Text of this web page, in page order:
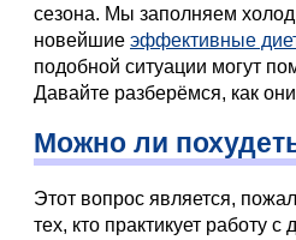
сезона. Мы заполняем
новейшие эффективные
подобной ситуации могут
Давайте разберёмся, как
Можно ли
Этот вопрос является,
тех, кто практикует работу